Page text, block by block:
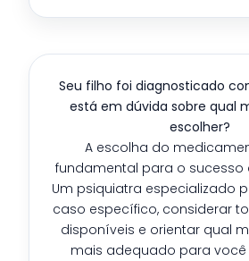
Seu filho foi diagnosticado
está em dúvida sobre qual
escolher?
A escolha do
fundamental para o sucesso
Um psiquiatra especializado
caso específico, considerar
disponíveis e orientar qual
mais adequado para